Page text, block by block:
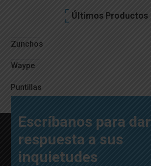
Últimos Productos
Zunchos
Waype
Puntillas
Escríbanos para dar
respuesta a sus
inquietudes